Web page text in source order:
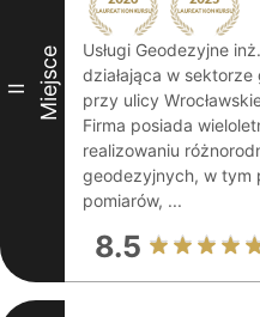
II Miejsce
Usługi Geodezyjne
działająca w
przy ulicy
Firma posiada
realizowaniu
geodezyjnych, w tym
pomiarów, ...
8.5